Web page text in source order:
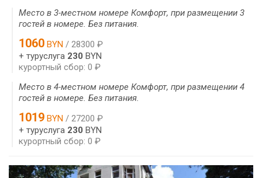
Место в 3-местном номере Комфорт, при размещении 3
гостей в номере. Без питания.
1060 BYN / 28300 ₽
+ туруслуга 230 BYN
курортный сбор: 0 ₽
Место в 4-местном номере Комфорт, при размещении 4
гостей в номере. Без питания.
1019 BYN / 27200 ₽
+ туруслуга 230 BYN
курортный сбор: 0 ₽